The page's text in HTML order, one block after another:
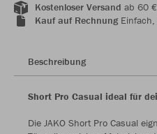
Kostenloser Versand ab 60
Kauf auf RechnungEinfach,
Beschreibung
Short Pro Casual ideal für
Die JAKO Short Pro Casual